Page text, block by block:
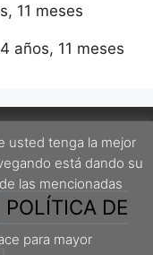
11 meses
años, 11 meses
Commons Attribution-
usted tenga la mejor
está dando su
las mencionadas
POLÍTICA DE
para mayor